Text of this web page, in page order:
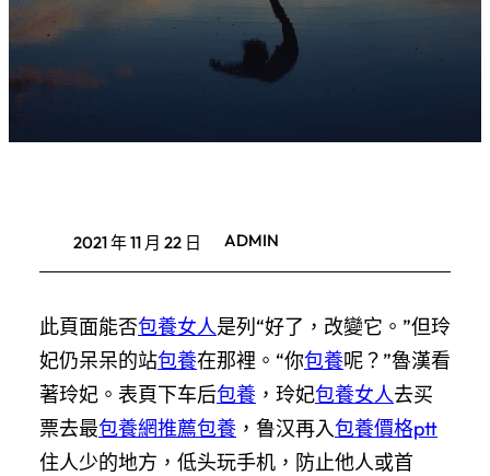
2021 年 11 月 22 日 ADMIN
此頁面能否包養女人是列“好了，改變它。”但玲
妃仍呆呆的站包養在那裡。“你包養呢？”魯漢看
著玲妃。表頁下车后包養 ，玲妃包養女人去买
票去最包養網推薦包養 ，鲁汉再入包養價格ptt
住人少的地方，低头玩手机，防止他人或首